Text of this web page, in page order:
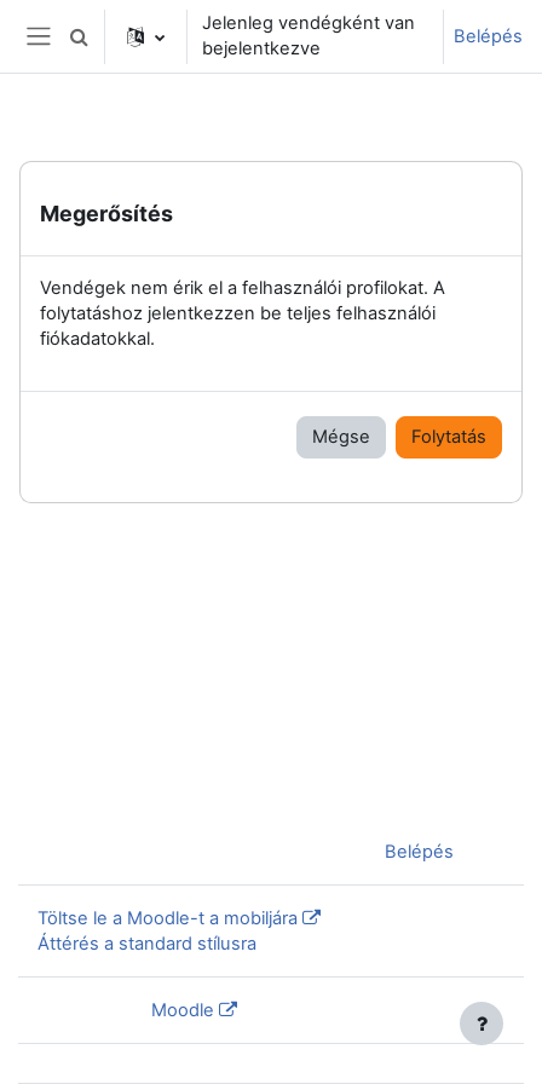
Tovább a fő tartalomhoz
Oldalpanel
Keresési bemeneti adatok váltása
Jelenleg vendégként van
bejelentkezve
Belépés
Megerősítés
Vendégek nem érik el a felhasználói profilokat. A
folytatáshoz jelentkezzen be teljes felhasználói
fiókadatokkal.
Mégse Folytatás
Belépés
Töltse le a Moodle-t a mobiljára
Áttérés a standard stílusra
Moodle